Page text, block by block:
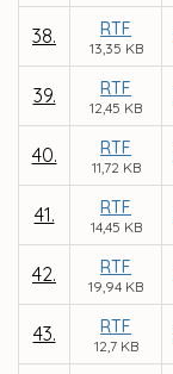
38. RTF
13,35 KB
39. RTF
12,45 KB
40. RTF
11,72 KB
41. RTF
14,45 KB
42. RTF
19,94 KB
43. RTF
12,7 KB